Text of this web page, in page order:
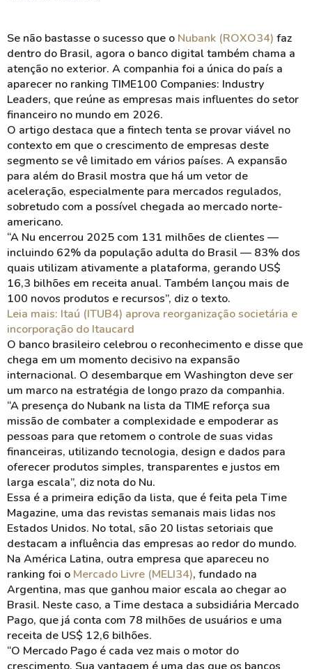
Se não bastasse o sucesso que o Nubank (ROXO34) faz
dentro do Brasil, agora o banco digital também chama a
atenção no exterior. A companhia foi a única do país a
aparecer no ranking TIME100 Companies: Industry
Leaders, que reúne as empresas mais influentes do setor
financeiro no mundo em 2026.
O artigo destaca que a fintech tenta se provar viável no
contexto em que o crescimento de empresas deste
segmento se vê limitado em vários países. A expansão
para além do Brasil mostra que há um vetor de
aceleração, especialmente para mercados regulados,
sobretudo com a possível chegada ao mercado norte-
americano.
“A Nu encerrou 2025 com 131 milhões de clientes —
incluindo 62% da população adulta do Brasil — 83% dos
quais utilizam ativamente a plataforma, gerando US$
16,3 bilhões em receita anual. Também lançou mais de
100 novos produtos e recursos”, diz o texto.
Leia mais: Itaú (ITUB4) aprova reorganização societária e
incorporação do Itaucard
O banco brasileiro celebrou o reconhecimento e disse que
chega em um momento decisivo na expansão
internacional. O desembarque em Washington deve ser
um marco na estratégia de longo prazo da companhia.
“A presença do Nubank na lista da TIME reforça sua
missão de combater a complexidade e empoderar as
pessoas para que retomem o controle de suas vidas
financeiras, utilizando tecnologia, design e dados para
oferecer produtos simples, transparentes e justos em
larga escala”, diz nota do Nu.
Essa é a primeira edição da lista, que é feita pela Time
Magazine, uma das revistas semanais mais lidas nos
Estados Unidos. No total, são 20 listas setoriais que
destacam a influência das empresas ao redor do mundo.
Na América Latina, outra empresa que apareceu no
ranking foi o Mercado Livre (MELI34), fundado na
Argentina, mas que ganhou maior escala ao chegar ao
Brasil. Neste caso, a Time destaca a subsidiária Mercado
Pago, que já conta com 78 milhões de usuários e uma
receita de US$ 12,6 bilhões.
“O Mercado Pago é cada vez mais o motor do